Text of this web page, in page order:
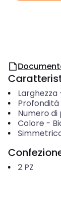
Larghezza
Profondità
Numero
Colore -
2 PZ